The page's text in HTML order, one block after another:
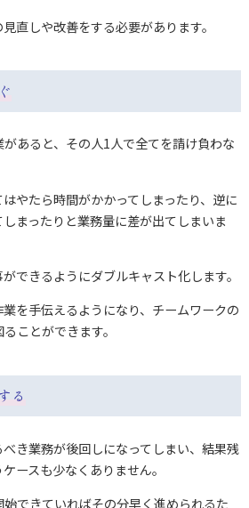
直しや改善をする必要があります。
あると、その人1人で全てを請け負わな
やたら時間がかかってしまったり、逆に
まったりと業務量に差が出てしまいま
できるようにダブルキャスト化します。
を手伝えるようになり、チームワークの
ことができます。
る
き業務が後回しになってしまい、結果残
ースも少なくありません。
できていればその分早く進められるた